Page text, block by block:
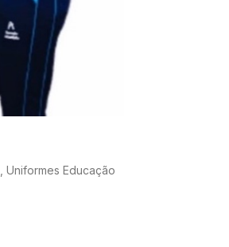
Uniformes Educação